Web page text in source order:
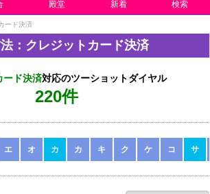
殿堂 新着 検索
ード決済
：クレジットカード決済
ード決済対応のツーショットダイヤル
220件
エ オ カ カ キ ク ケ コ サ